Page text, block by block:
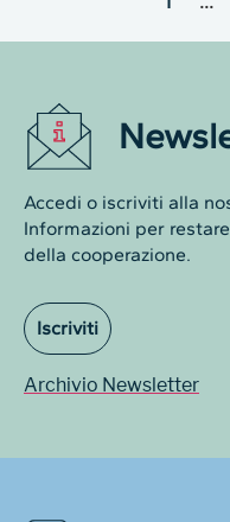
Accedi o iscriviti alla
Informazioni per
della cooperazione.
Iscriviti
Archivio Newsletter